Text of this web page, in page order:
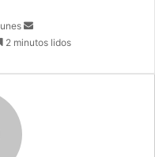
m
i
2 minutos lidos